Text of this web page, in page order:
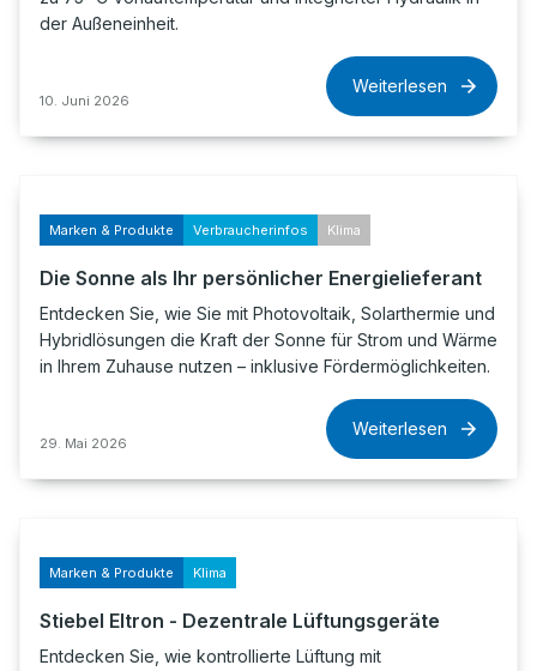
der Außeneinheit.
10. Juni 2026
Weiterlesen
Marken & Produkte Verbraucherinfos Klima
Die Sonne als Ihr persönlicher Energielieferant
Entdecken Sie, wie Sie mit Photovoltaik, Solarthermie und
Hybridlösungen die Kraft der Sonne für Strom und Wärme
in Ihrem Zuhause nutzen – inklusive Fördermöglichkeiten.
29. Mai 2026
Weiterlesen
Marken & Produkte Klima
Stiebel Eltron - Dezentrale Lüftungsgeräte
Entdecken Sie, wie kontrollierte Lüftung mit